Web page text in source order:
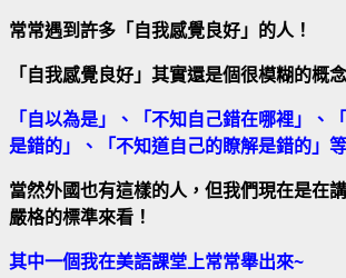
常常遇到許多「自我感覺良好」的人！
「自我感覺良好」其實還是個很模糊的概
「自以為是」、「不知自己錯在哪裡」、
是錯的」、「不知道自己的瞭解是錯的」
當然外國也有這樣的人，但我們現在是在
嚴格的標準來看！
其中一個我在美語課堂上常常舉出來~